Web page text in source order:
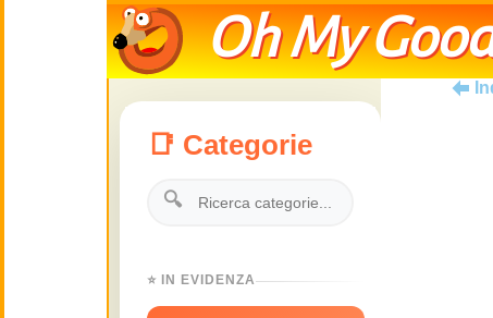
Oh My
📑 Categorie
🔍
⭐ IN EVIDENZA